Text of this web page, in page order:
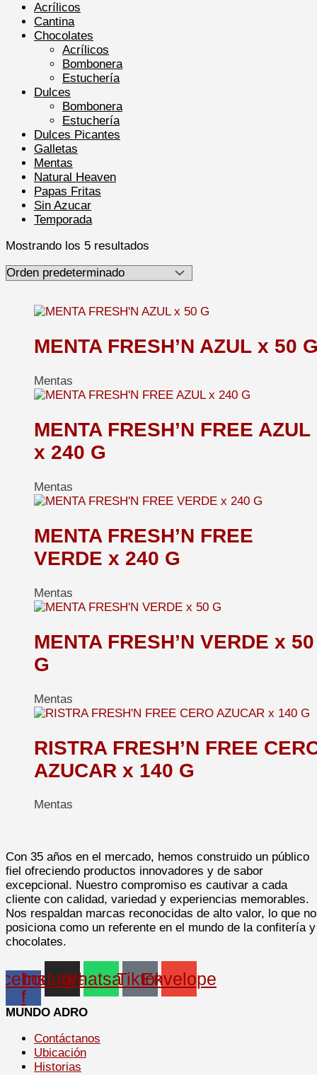
Acrílicos
Cantina
Chocolates
Acrílicos
Bombonera
Estuchería
Dulces
Bombonera
Estuchería
Dulces Picantes
Galletas
Mentas
Natural Heaven
Papas Fritas
Sin Azucar
Temporada
Mostrando los 5 resultados
MENTA FRESH’N AZUL x 50
Mentas
MENTA FRESH’N FREE AZUL
x 240 G
Mentas
MENTA FRESH’N FREE
VERDE x 240 G
Mentas
MENTA FRESH’N VERDE x 50
G
Mentas
RISTRA FRESH’N FREE
AZUCAR x 140 G
Mentas
Con 35 años en el mercado, hemos construido un público
fiel ofreciendo productos innovadores y de sabor
excepcional. Nuestro compromiso es cautivar a cada
cliente con calidad, variedad y experiencias memorables.
Nos respaldan marcas reconocidas de alto valor, lo que
posiciona como un referente en el mundo de la confitería y
chocolates.
f
InstagramWhatsappTiktokEnvelope
MUNDO ADRO
Contáctanos
Ubicación
Historias